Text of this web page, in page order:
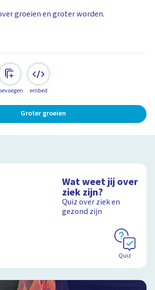
groeien en groter worden.
embed
Groter groeien
Wat weet jij over
ziek zijn?
Quiz over ziek en
gezond zijn
Quiz